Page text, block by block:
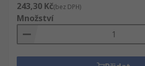
243,30 Kč(bez DPH)
Množství